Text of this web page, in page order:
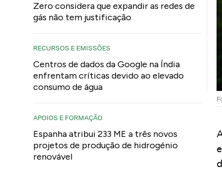
Zero considera que expandir as redes de
gás não tem justificação
RECURSOS E EMISSÕES
Centros de dados da Google na Índia
enfrentam críticas devido ao elevado
consumo de água
APOIOS E FORMAÇÃO
Espanha atribui 233 ME a três novos
projetos de produção de hidrogénio
renovável